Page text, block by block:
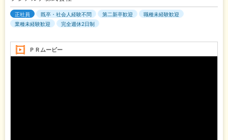
正社員 既卒・社会人経験不問 第二新卒歓迎
職種未経験歓迎
業種未経験歓迎
完全週休2日制
ＰＲムービー